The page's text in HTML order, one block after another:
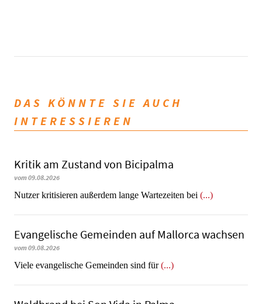
DAS KÖNNTE SIE AUCH
INTERESSIEREN
Kritik am Zustand von Bicipalma
vom 09.08.2026
Nutzer kritisieren außerdem lange Wartezeiten bei (...)
Evangelische Gemeinden auf Mallorca wachsen
vom 09.08.2026
Viele evangelische Gemeinden sind für(...)